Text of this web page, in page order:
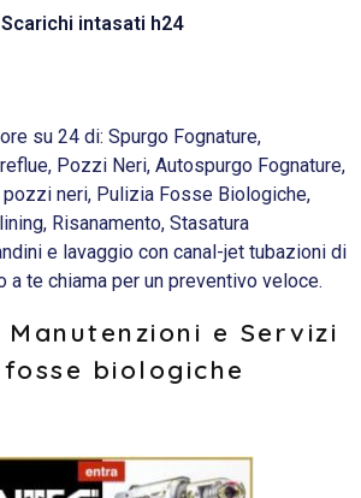
Scarichi intasati h24
su 24 di: Spurgo Fognature,
Pozzi Neri, Autospurgo Fognature,
pozzi neri, Pulizia Fosse Biologiche,
Risanamento, Stasatura
e lavaggio con canal-jet tubazioni di
a te chiama per un preventivo veloce.
e Servizi
biologiche